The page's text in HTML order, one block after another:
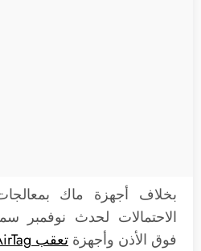
بخلاف أجهزة ماك
فوق الأذن وأجهزة تعقب AirTag